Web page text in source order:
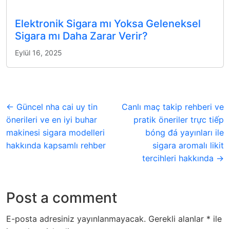
Elektronik Sigara mı Yoksa Geleneksel
Sigara mı Daha Zarar Verir?
Eylül 16, 2025
← Güncel nha cai uy tin
önerileri ve en iyi buhar
makinesi sigara modelleri
hakkında kapsamlı rehber
Canlı maç takip rehberi ve
pratik öneriler trực tiếp
bóng đá yayınları ile
sigara aromalı likit
tercihleri hakkında →
Post a comment
E-posta adresiniz yayınlanmayacak. Gerekli alanlar * ile